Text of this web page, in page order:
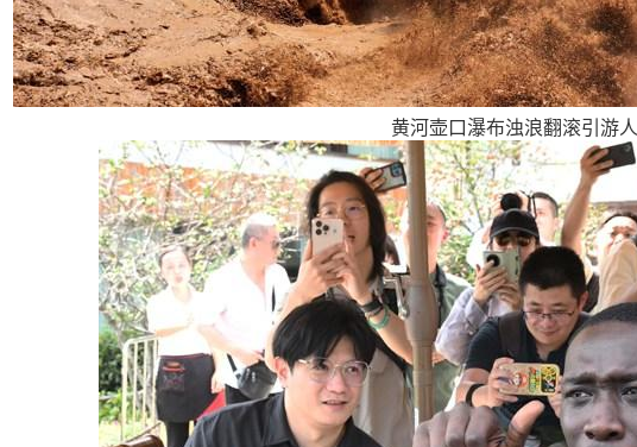
黄河壶口瀑布浊浪翻滚引游人